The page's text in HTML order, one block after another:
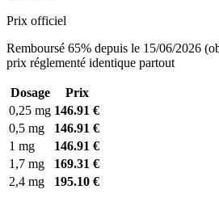
Prix officiel
Remboursé 65% depuis le 15/06/2026
prix réglementé identique partout
Dosage
Prix
0,25 mg 146.91 €
0,5 mg
146.91 €
1 mg
146.91 €
1,7 mg
169.31 €
2,4 mg
195.10 €